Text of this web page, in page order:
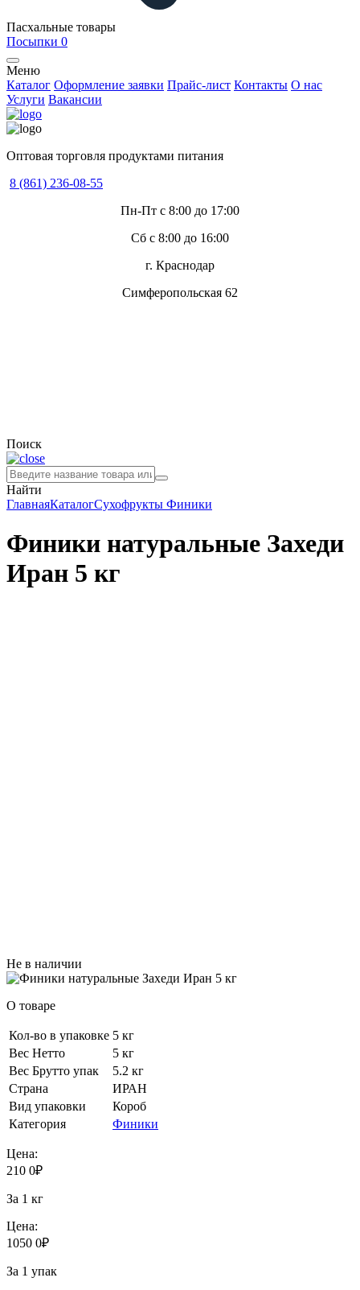
Пасхальные товары
Посыпки 0
Меню
Каталог Оформление заявки Прайс-лист Контакты О нас
Услуги Вакансии
Оптовая торговля продуктами питания
8 (861) 236-08-55
Пн-Пт с 8:00 до 17:00
Сб с 8:00 до 16:00
г. Краснодар
Симферопольская 62
Поиск
Найти
ГлавнаяКаталогСухофрукты Финики
Финики натуральные Захеди
Иран 5 кг
Не в наличии
О товаре
Кол-во в упаковке 5 кг
Вес Нетто
5 кг
Вес Брутто упак
5.2 кг
Страна
ИРАН
Вид упаковки
Короб
Категория
Финики
Цена:
210 0₽
За 1 кг
Цена:
1050 0₽
За 1 упак